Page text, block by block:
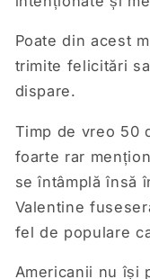
Poate din acest
trimite felicitări
dispare.
Timp de vreo 50
foarte rar
se întâmplă însă
Valentine
fel de populare
Americanii nu își